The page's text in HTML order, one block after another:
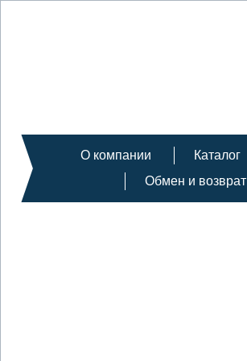
О компании Каталог
Обмен и возврат